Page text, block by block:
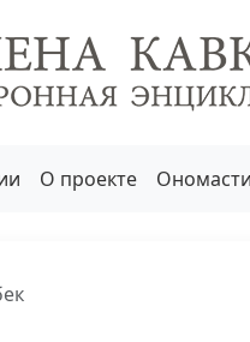
О проекте